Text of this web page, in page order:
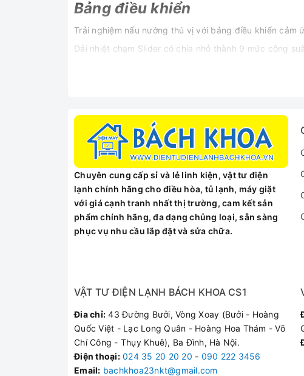
Bảng điều khiển
Trải nghiệm nấu nướng thú vị với bảng điều khiển
Dải nhiệt chạm Slider có chia nhỏ thành 9 mức công
Mâm từ EGO
Bếp từ Canzy CZ-702IP được trang bị mâm từ EGO
thực phẩm nhanh chóng, tiết kiệm thời gian vào bếp
Khung vỏ
Toàn bộ khung vỏ bếp được thiết kế chắc chắn từ
dùng.
Quạt tản nhiệt
Các tính năng nổi bật của
1. Nấu nhanh
Bếp được trang bị tính năng nấu nhanh thông minh với
được áp dụng cho cả 2 vùng nấu giúp tiết kiệm thời
Chuyên cung cấp sỉ và lẻ linh kiện, vật tư điện
lạnh chính hãng cho điều hòa, tủ lạnh, máy giặt
với giá cạnh tranh nhất thị trường, cam kết sản
phẩm chính hãng, đa dạng chủng loại, sẵn sàng
phục vụ nhu cầu lắp đặt và sửa chữa.
VẬT TƯ ĐIỆN LẠNH BÁCH KHOA CS1
Đia chỉ: 43 Đường Bưởi, Vòng Xoay (Bưởi - Hoàng
Quốc Việt - Lạc Long Quân - Hoàng Hoa Thám - Võ
Chí Công - Thụy Khuê), Ba Đình, Hà Nội.
Điện thoại: 024 35 20 20 20 - 090 222 3456
Email: bachkhoa23nkt@gmail.com